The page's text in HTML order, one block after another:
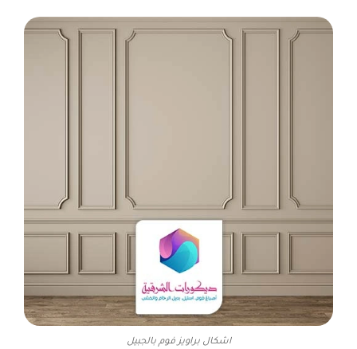
اشكال براويز فوم بالجبيل